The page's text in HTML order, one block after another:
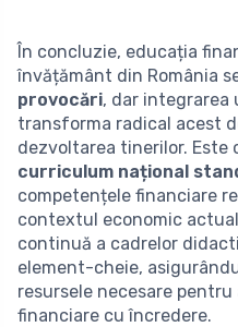
În concluzie, educația
învățământ din România
provocări, dar integrarea
transforma radical acest
dezvoltarea tinerilor. Este
curriculum național
competențele financiare
contextul economic
continuă a cadrelor
element-cheie,
resursele necesare
financiare cu încredere.